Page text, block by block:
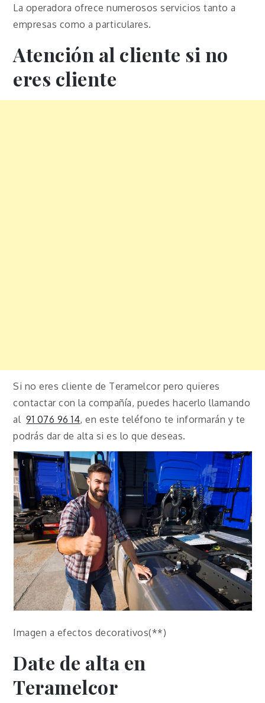
La operadora ofrece numerosos servicios tanto a
empresas como a particulares.
Atención al cliente si no
eres cliente
Si no eres cliente de Teramelcor pero quieres
contactar con la compañía, puedes hacerlo llamando
al91 076 96 14, en este teléfono te informarán y te
podrás dar de alta si es lo que deseas.
Imagen a efectos decorativos(**)
Date de alta en
Teramelcor